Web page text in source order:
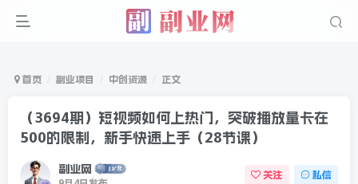
首页 副业项目 中创资源 正文
（3694期）短视频如何上热门，突破播放量卡在
500的限制，新手快速上手（28节课）
副业网
关注 私信